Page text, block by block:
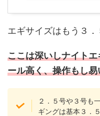
エギサイズはもう３．
ここは深いしナイト
ール高く、操作もし
２．５号や３号も
ギングは基本３．